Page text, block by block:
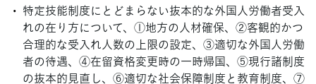
特定技能制度にとどまらない抜本的な外国人労働者受入
れの在り方について、①地方の人材確保、②客観的かつ
合理的な受入れ人数の上限の設定、③適切な外国人労働
者の待遇、④在留資格変更時の一時帰国、⑤現行諸制度
の抜本的見直し、⑥適切な社会保障制度と教育制度、⑦